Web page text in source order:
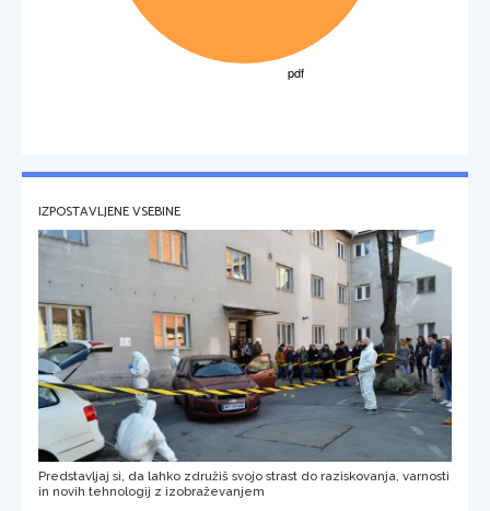
IZPOSTAVLJENE VSEBINE
Predstavljaj si, da lahko združiš svojo strast do raziskovanja, varnosti
in novih tehnologij z izobraževanjem